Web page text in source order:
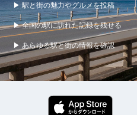
▶ 駅と街の魅力やグルメを投稿
▶ 全国の駅に訪れた記録を残せる
▶ あらゆる駅と街の情報を確認